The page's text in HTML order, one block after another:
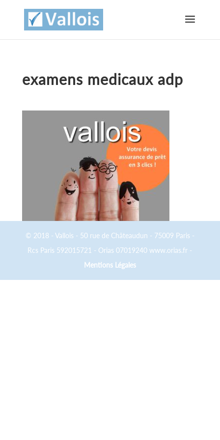
examens medicaux adp
© 2018 - Vallois - 50 rue de Châteaudun - 75009 Paris -
Rcs Paris 592015721 - Orias 07019240 www.orias.fr -
Mentions Légales